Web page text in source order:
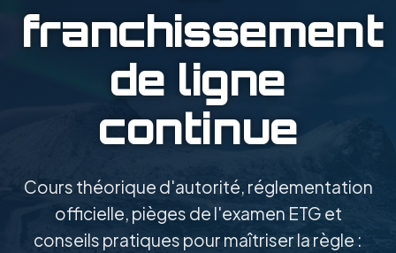
franchissement
de ligne
continue
Cours théorique d'autorité, réglementation
officielle, pièges de l'examen ETG et
conseils pratiques pour maîtriser la règle :